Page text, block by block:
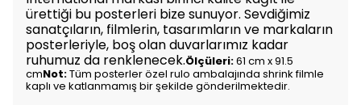
ürettiği bu posterleri bize sunuyor. Sevdiğimiz
sanatçıların, filmlerin, tasarımların ve markaların
posterleriyle, boş olan duvarlarımız kadar
ruhumuz da renklenecek.Ölçüleri:61 cm x 91.5
cmNot:Tüm posterler özel rulo ambalajında shrink filmle
kaplı ve katlanmamış bir şekilde gönderilmektedir.